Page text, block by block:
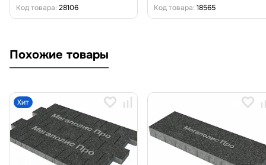
Код товара: 28106
Код товара: 18565
Похожие товары
Хит